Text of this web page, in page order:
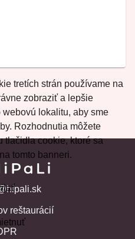
tretích strán používame na
zobraziť a lepšie
lokalitu, aby sme
Rozhodnutia môžete
tlačidla cookie, ktoré sa
tomto banneri.
reštaurácií